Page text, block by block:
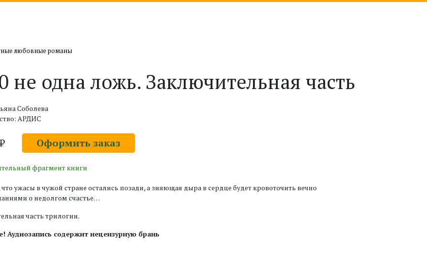
любовные романы
не одна ложь. Заключительная часть
Соболева
АРДИС
Оформить заказ
фрагмент книги
ужасы в чужой стране остались позади, а зияющая дыра в сердце будет кровоточить вечно
о недолгом счастье…
часть трилогии.
Аудиозапись содержит нецензурную брань